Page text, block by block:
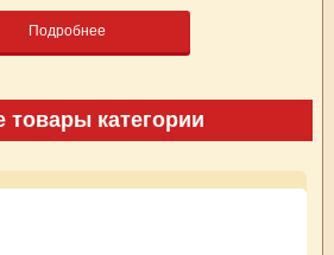
Подробнее
товары категории